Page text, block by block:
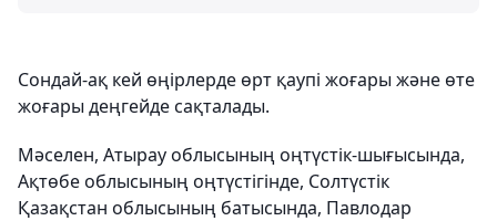
Сондай-ақ кей өңірлерде өрт қаупі жоғары және өте
жоғары деңгейде сақталады.
Мәселен, Атырау облысының оңтүстік-шығысында,
Ақтөбе облысының оңтүстігінде, Солтүстік
Қазақстан облысының батысында, Павлодар